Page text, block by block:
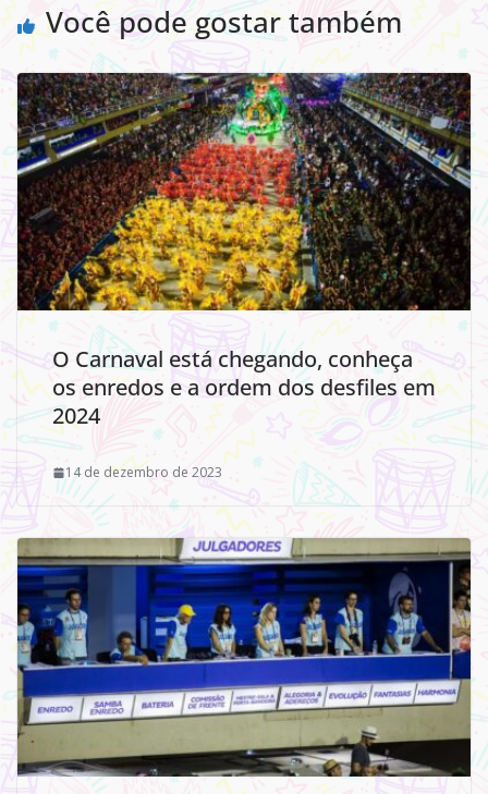
Você pode gostar também
O Carnaval está chegando, conheça
os enredos e a ordem dos desfiles em
2024
14 de dezembro de 2023